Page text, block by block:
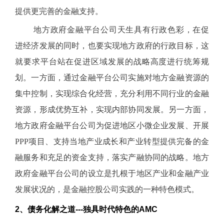
提供更完善的金融支持。
地方政府金融平台公司天生具有行政色彩，在促
进经济发展的同时，也要实现地方政府的行政目标，这
就要求平台站在促进区域发展的战略高度进行统筹规
划。一方面，通过金融平台公司实施对地方金融资源的
集中控制，实现综合化经营，充分利用不同行业的金融
资源，形成优势互补，实现内部协同发展。另一方面，
地方政府金融平台公司为促进地区小微企业发展、开展
PPP项目、支持当地产业成长和产业转型提供完备的金
融服务和充足的资金支持，落实产融协同的战略。地方
政府金融平台公司的设立是扎根于地区产业和金融产业
发展状况的，是金融控股公司实践的一种特色模式。
2、债务化解之道---独具时代特色的AMC